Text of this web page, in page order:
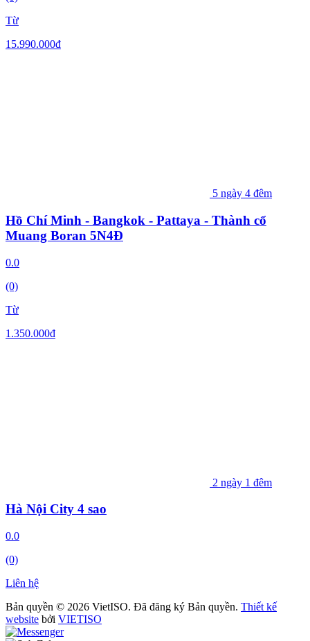
Từ
15.990.000đ
5 ngày 4 đêm
Hồ Chí Minh - Bangkok - Pattaya - Thành cổ
Muang Boran 5N4Đ
0.0
(0)
Từ
1.350.000đ
2 ngày 1 đêm
Hà Nội City 4 sao
0.0
(0)
Liên hệ
Bản quyền © 2026 VietISO. Đã đăng ký Bản quyền. Thiết kế
website bởi VIETISO